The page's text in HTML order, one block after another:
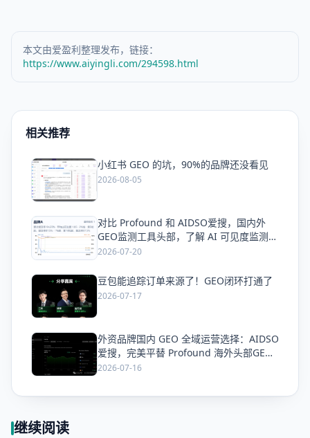
本文由爱盈利整理发布，链接：
https://www.aiyingli.com/294598.html
相关推荐
爱 小红书 GEO 的坑，90%的品牌还没看见
2026-08-05
爱
对比 Profound 和 AIDSO爱搜，国内外
GEO监测工具头部，了解 AI 可见度监测全
方案
2026-07-20
豆包能追踪订单来源了！GEO闭环打通了
2026-07-17
爱
外资品牌国内 GEO 全域运营选择：AIDSO
爱搜，完美平替 Profound 海外头部GEO
平台
2026-07-16
继续阅读